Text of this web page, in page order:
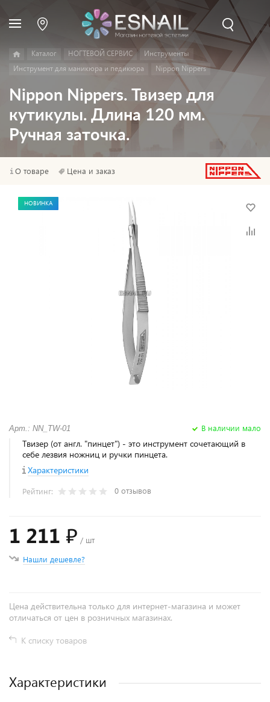
Каталог НОГТЕВОЙ СЕРВИС
Инструменты
Инструмент для маникюра и педикюра
Nippon Nippers
Nippon Nippers. Твизер для
кутикулы. Длина 120 мм.
Ручная заточка.
О товаре Цена и заказ
НОВИНКА
Арт.: NN_TW-01 В наличии мало
Твизер (от англ. "пинцет") - это инструмент сочетающий в
себе лезвия ножниц и ручки пинцета.
Характеристики
Рейтинг: 0 отзывов
1 211 ₽ / шт
Нашли дешевле?
Цена действительна только для интернет-магазина и может
отличаться от цен в розничных магазинах.
К списку товаров
Характеристики